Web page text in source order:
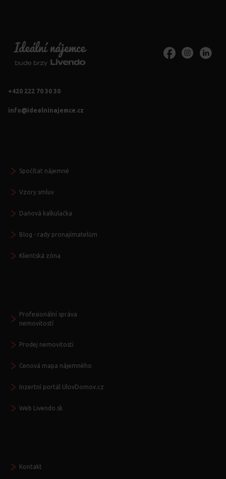
+420 222 70 30 30
info@idealninajemce.cz
Spočítat nájemné
Vzory smluv
Daňová kalkulačka
Blog - rady pronajímatelům
Klientská zóna
Profesionální správa
nemovitostí
Prodej nemovitosti
Cenová mapa nájemného
Inzertní portál UlovDomov.cz
Web Livendo.sk
Kontakt